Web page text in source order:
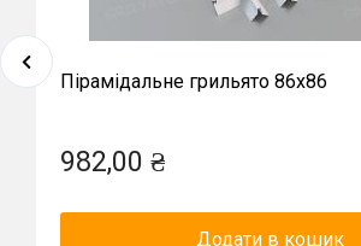
Пірамідальне грильято 86х86
982,00 ₴
Додати в кошик